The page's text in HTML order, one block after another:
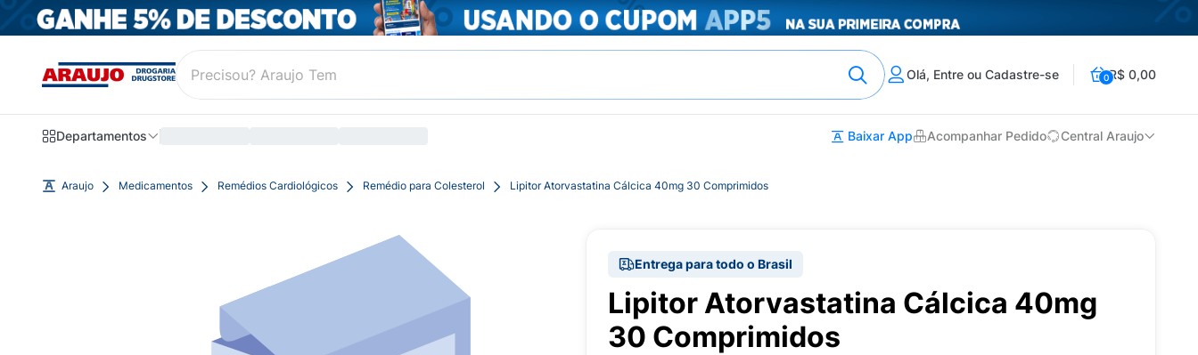
Olá, Entre ou Cadastre-se 0R$ 0,00
Departamentos Baixar App Acompanhar Pedido Central Araujo
Araujo Medicamentos Remédios Cardiológicos Remédio para Colesterol Lipitor Atorvastatina Cálcica 40mg 30 Comprimidos
Entrega para todo o Brasil
Lipitor Atorvastatina Cálcica 40mg
30 Comprimidos